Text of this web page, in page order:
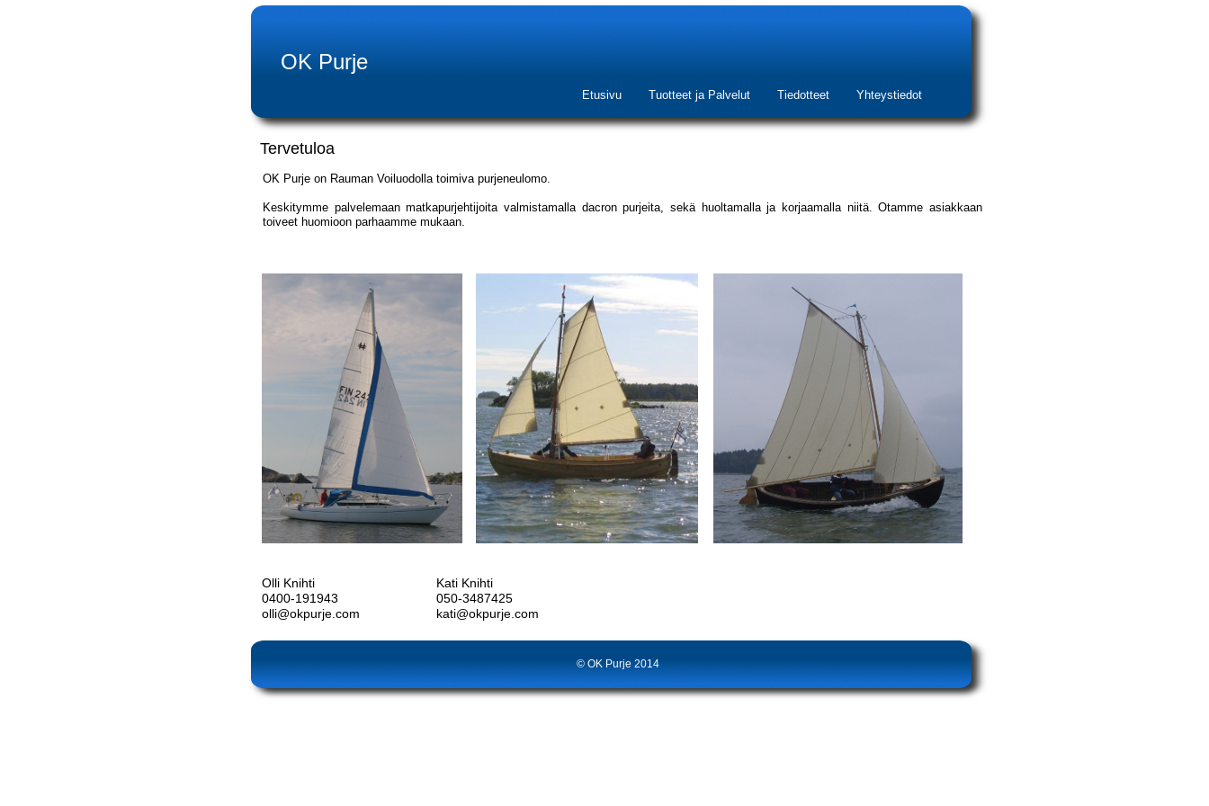
OK Purje
Etusivu Tuotteet ja Palvelut Tiedotteet Yhteystiedot
Tervetuloa
OK Purje on Rauman Voiluodolla toimiva purjeneulomo.
Keskitymme palvelemaan matkapurjehtijoita valmistamalla dacron purjeita, sekä huoltamalla ja korjaamalla niitä. Otamme asiakkaan
toiveet huomioon parhaamme mukaan.
Olli Knihti
Kati Knihti
0400-191943
050-3487425
olli@okpurje.com
kati@okpurje.com
Ajankohtaista_
© OK Purje 2014